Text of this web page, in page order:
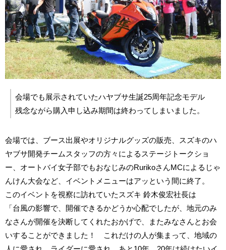
会場でも展示されていたハヤブサ生誕25周年記念モデル
残念ながら購入申し込み期間は終わってしまいました。
会場では、ブース出展やオリジナルグッズの販売、スズキのハ
ヤブサ開発チームスタッフの方々によるステージトークショ
ー、オートバイ女子部でもおなじみのRurikoさんMCによるじゃ
んけん大会など、イベントメニューはアッという間に終了。
このイベントを視察に訪れていたスズキ 鈴木俊宏社長は
「台風の影響で、開催できるかどうか心配でしたが、地元のみ
なさんが開催を決断してくれたおかげで、またみなさんとお会
いすることができました！ これだけの人が集まって、地域の